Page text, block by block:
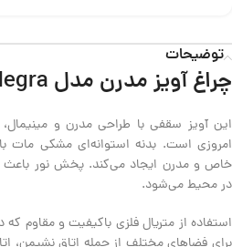
توضیحات
چراغ آویز مدرن مدل Negra
این آویز سقفی با طراحی مدرن و
امروزی است. بدنه استوانه‌ای مشکی مات
خاص و مدرن ایجاد می‌کند. پخش نور باعث
در محیط می‌شود.
استفاده از متریال فلزی باکیفیت و مقاوم که